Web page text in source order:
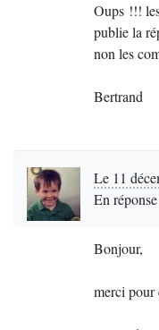
Oups !!!
publie la
non les
Bertrand
Le 11
En
Bonjour,
merci pour